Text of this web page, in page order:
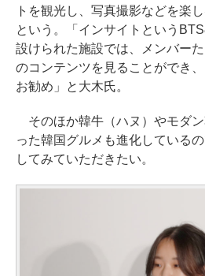
トを観光し、写真撮影などを楽
という。「インサイトという
設けられた施設では、メンバー
のコンテンツを見ることができ
お勧め」と大木氏。
そのほか韓牛（ハヌ）やモダ
った韓国グルメも進化している
してみていただきたい。